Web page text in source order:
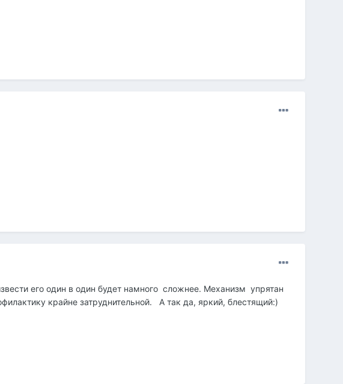
его один в один будет намного сложнее. Механизм упрятан
крайне затруднительной. А так да, яркий, блестящий:)